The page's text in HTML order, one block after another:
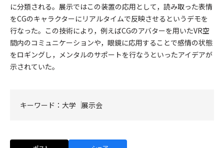
に分類される。展示ではこの装置の応用として，読み取った表情
をCGのキャラクターにリアルタイムで反映させるというデモを
行なった。この技術により，例えばCGのアバターを用いたVR空
間内のコミュニケーションや，眼鏡に応用することで感情の状態
をロギングし，メンタルのサポートを行なうといったアイデアが
示されていた。
キーワード： 大学 展示会